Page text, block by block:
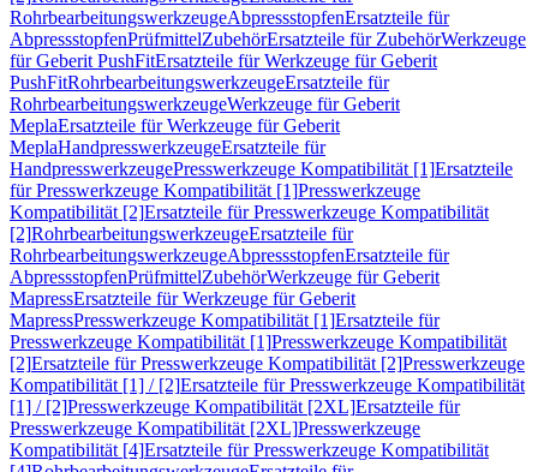
RohrbearbeitungswerkzeugeAbpressstopfenErsatzteile für
AbpressstopfenPrüfmittelZubehörErsatzteile für ZubehörWerkzeuge
für Geberit PushFitErsatzteile für Werkzeuge für Geberit
PushFitRohrbearbeitungswerkzeugeErsatzteile für
RohrbearbeitungswerkzeugeWerkzeuge für Geberit
MeplaErsatzteile für Werkzeuge für Geberit
MeplaHandpresswerkzeugeErsatzteile für
HandpresswerkzeugePresswerkzeuge Kompatibilität [1]Ersatzteile
für Presswerkzeuge Kompatibilität [1]Presswerkzeuge
Kompatibilität [2]Ersatzteile für Presswerkzeuge Kompatibilität
[2]RohrbearbeitungswerkzeugeErsatzteile für
RohrbearbeitungswerkzeugeAbpressstopfenErsatzteile für
AbpressstopfenPrüfmittelZubehörWerkzeuge für Geberit
MapressErsatzteile für Werkzeuge für Geberit
MapressPresswerkzeuge Kompatibilität [1]Ersatzteile für
Presswerkzeuge Kompatibilität [1]Presswerkzeuge Kompatibilität
[2]Ersatzteile für Presswerkzeuge Kompatibilität [2]Presswerkzeuge
Kompatibilität [1] / [2]Ersatzteile für Presswerkzeuge Kompatibilität
[1] / [2]Presswerkzeuge Kompatibilität [2XL]Ersatzteile für
Presswerkzeuge Kompatibilität [2XL]Presswerkzeuge
Kompatibilität [4]Ersatzteile für Presswerkzeuge Kompatibilität